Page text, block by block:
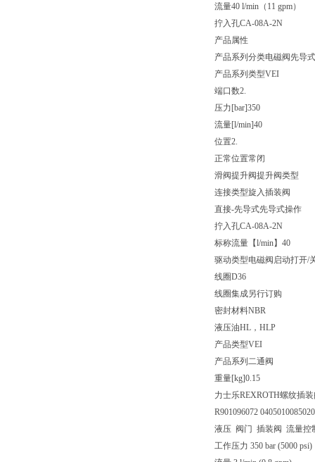
流量40 l/min（11 gpm）
拧入孔CA-08A-2N
产品属性
产品系列分类电磁阀先导
产品系列类型VEI
端口数2.
压力[bar]350
流量[l/min]40
位置2.
正常位置常闭
滑阀提升阀提升阀类型
连接类型旋入插装阀
直接-先导式先导式操作
拧入孔CA-08A-2N
标称流量【l/min】 40
驱动类型电磁阀启动打开/
线圈D36
线圈集成另行订购
密封材料NBR
液压油HL，HLP
产品类型VEI
产品系列 二通阀
重量[kg]0.15
力士乐REXROTH螺纹插装
R901096072
液压 阀门 插装阀 流量控
工作压力 350 bar (5000 psi)